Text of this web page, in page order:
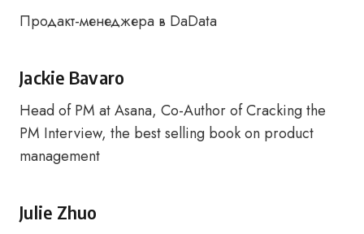
Продакт-менеджера в DaData
Jackie Bavaro
Head of PM at Asana, Co-Author of Cracking the
PM Interview, the best selling book on product
management
Julie Zhuo